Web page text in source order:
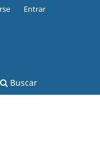
Buscar
Entrar